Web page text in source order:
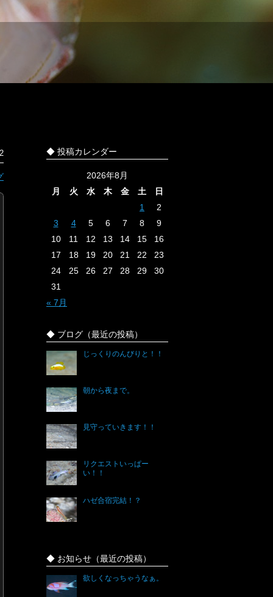
◆ 投稿カレンダー
2026年8月
月
火 水 木 金 土
日
1
2
3
4 5 6 7 8
9
10
11 12 13 14 15
16
17
18 19 20 21 22
23
24
25 26 27 28 29
30
31
« 7月
◆ ブログ（最近の投稿）
じっくりのんびりと！！
朝から夜まで。
見守っていきます！！
リクエストいっぱー
い！！
ハゼ合宿完結！？
◆ お知らせ（最近の投稿）
欲しくなっちゃうなぁ。